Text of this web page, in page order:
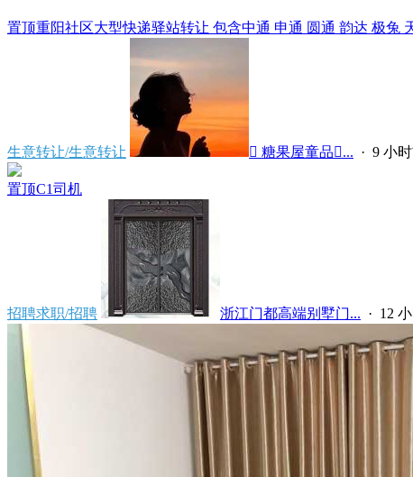
置顶重阳社区大型快递驿站转让 包含中通 申通 圆通 韵达 极兔
生意转让/生意转让  糖果屋童品... · 9 小
置顶C1司机
招聘求职/招聘 浙江门都高端别墅门... · 12